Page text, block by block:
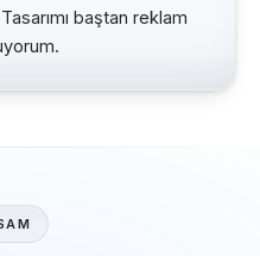
baştan reklam